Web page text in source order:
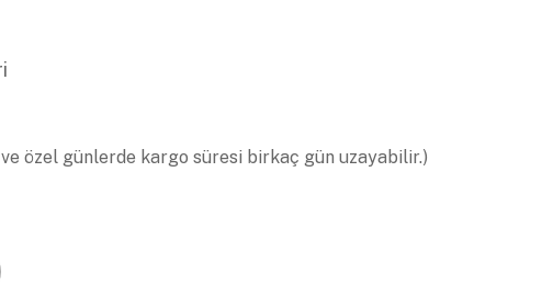
özel günlerde kargo süresi birkaç gün uzayabilir.)